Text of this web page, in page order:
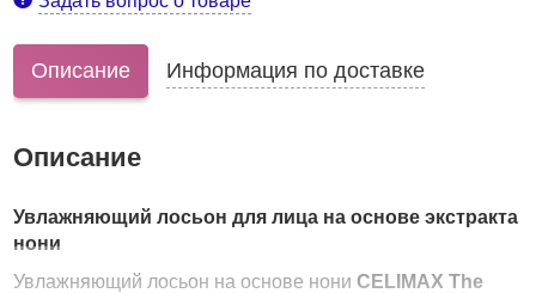
Описание Информация по доставке
Описание
Увлажняющий лосьон для лица на основе экстракта
нони
Увлажняющий лосьон на основе нониCELIMAX The